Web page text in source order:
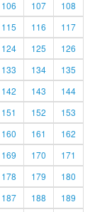
106 107
108
115 116
117
124 125
126
133 134
135
142 143
144
151 152
153
160 161
162
169 170
171
178 179
180
187 188
189